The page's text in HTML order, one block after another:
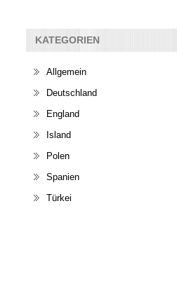
KATEGORIEN
Allgemein
Deutschland
England
Island
Polen
Spanien
Türkei